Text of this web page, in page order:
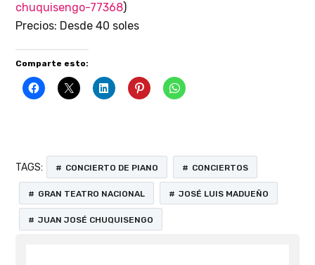
chuquisengo-77368)
Precios: Desde 40 soles
Comparte esto:
TAGS: CONCIERTO DE PIANO CONCIERTOS
GRAN TEATRO NACIONAL JOSÉ LUIS MADUEÑO
JUAN JOSÉ CHUQUISENGO